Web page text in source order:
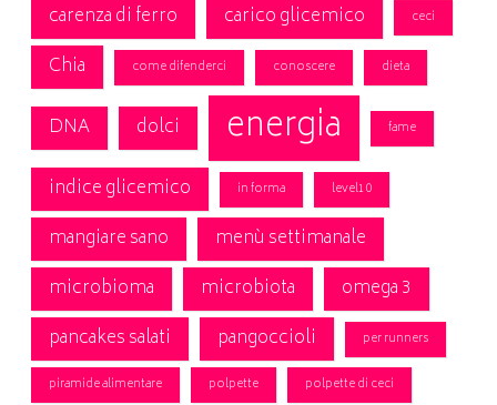
carenza di ferro carico glicemico ceci
Chia come difenderci conoscere dieta
DNA dolci energia fame
indice glicemico in forma level10
mangiare sano
menù settimanale
microbioma
microbiota
omega 3
pancakes salati
pangoccioli per runners
piramide alimentare polpette polpette di ceci